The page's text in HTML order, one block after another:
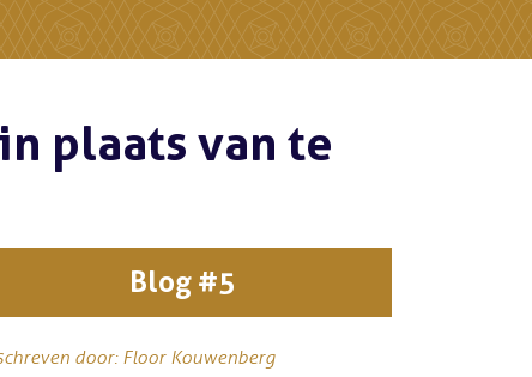
plaats van te
Blog #5
door: Floor Kouwenberg